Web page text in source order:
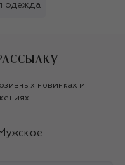
одежда
новинках и